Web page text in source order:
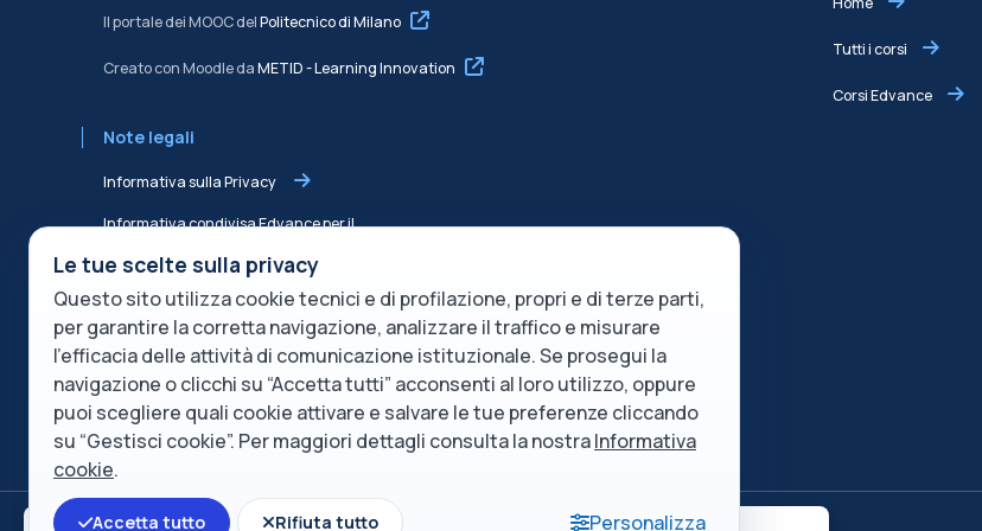
Il portale dei MOOC delPolitecnico di Milano
Creato con Moodle daMETID - Learning Innovation
Tutti i corsi
Corsi Edvance
Note legali
Informativa sulla Privacy
Informativa condivisa Edvance per il
Termini di servizio
Descrizione del servizio
Le tue scelte sulla privacy
Questo sito utilizza cookie tecnici e di profilazione, propri e di terze parti,
per garantire la corretta navigazione, analizzare il traffico e misurare
l’efficacia delle attività di comunicazione istituzionale. Se prosegui la
navigazione o clicchi su “Accetta tutti” acconsenti al loro utilizzo, oppure
puoi scegliere quali cookie attivare e salvare le tue preferenze cliccando
su “Gestisci cookie”. Per maggiori dettagli consulta la nostraInformativa
cookie.
Accetta tutto Rifiuta tutto Personalizza